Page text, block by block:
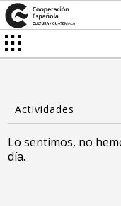
Lo sentimos, no
día.